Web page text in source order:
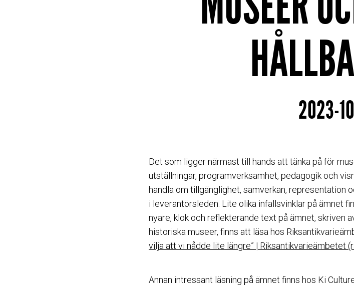
2023-
Det som ligger närmast till hands att tänka på för
utställningar, programverksamhet, pedagogik och
handla om tillgänglighet, samverkan, representation
i leverantörsleden. Lite olika infallsvinklar på ämnet
nyare, klok och reflekterande text på ämnet, skriven
historiska museer, finns att läsa hos
vilja att vi nådde lite längre” | Riksantikvarieämbetet
Annan intressant läsning på ämnet finns hos Ki